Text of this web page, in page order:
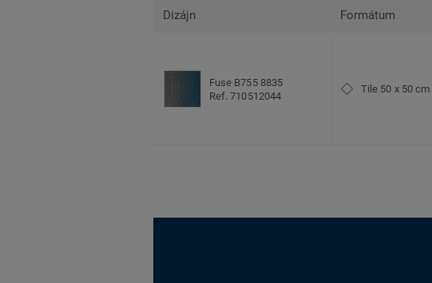
Dizájn Formátum
Fuse B755 8835
Ref. 710512044
Tile 50 x 50 cm